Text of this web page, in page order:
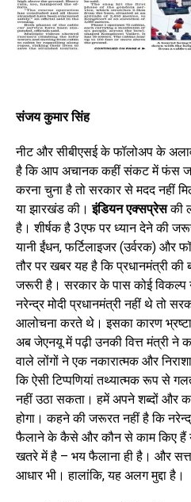
संजय कुमार सिंह
नीट और सीबीएसई के फॉलोअप के
है कि आप अचानक कहीं संकट में फंस
करना चुना है तो सरकार से मदद नहीं
या झारखंड की।इंडियन एक्सप्रेसकी
है। शीर्षक है 3एफ पर ध्यान देने की
यानी ईंधन, फर्टिलाइजर (उर्वरक) और
तौर पर खबर यह है कि प्रधानमंत्री
जरूरी है। सरकार के पास कोई
नरेन्द्र मोदी प्रधानमंत्री नहीं थे तो
आलोचना करते थे। इसका कारण
अब जेएनयू में पढ़ी उनकी वित्त मंत्री
वाले लोंगों ने एक नकारात्मक और
कि ऐसी टिप्पणियां तथ्यात्मक रूप से
नहीं उठा सकता। हमें अपने शब्दों और
होगा। कहने की जरूरत नहीं है कि
फैलाने के कैसे और कौन से काम किए हैं
खतरे में है – भय फैलाना ही है। और
आधार भी। हालांकि, यह अलग मुद्दा है।